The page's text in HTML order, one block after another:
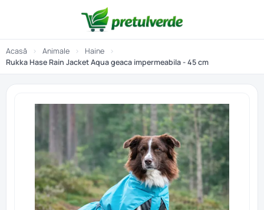
Acasă › Animale › Haine
›
Rukka Hase Rain Jacket Aqua geaca impermeabila - 45 cm